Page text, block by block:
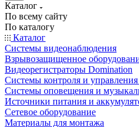
Каталог
По всему сайту
По каталогу
Каталог
Системы видеонаблюдения
Взрывозащищенное
Видеорегистраторы Domination
Системы контроля и
Системы оповещения и
Источники питания и
Сетевое оборудование
Материалы для монтажа